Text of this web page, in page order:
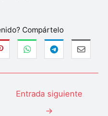
Compártelo
Entrada siguiente
→